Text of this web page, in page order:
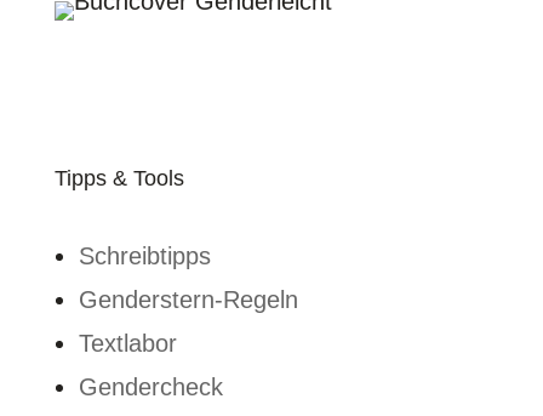
Tipps & Tools
Schreibtipps
Genderstern-Regeln
Textlabor
Gendercheck